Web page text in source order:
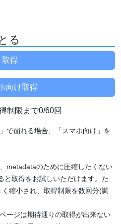
る
制限まで0/60回
で崩れる場合、「スマホ向け」を
metadataのために圧縮したくない
と取得をお試しいただけます。た
縮小され、取得制限を数回分(調
ージは期待通りの取得が出来ない